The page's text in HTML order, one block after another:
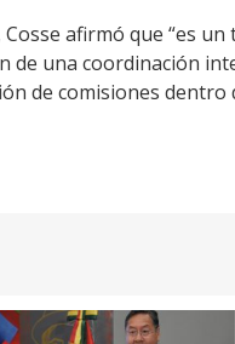
afirmó que “es
de una coordinación
de comisiones dentro